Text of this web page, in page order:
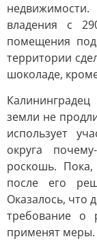
владения с
помещения
территории
шоколаде,
земли не
использует
округа
роскошь.
после его
Оказалось, что
требование о
применят меры.